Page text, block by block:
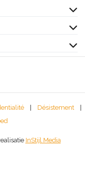
| Désistement
|
InStijl Media